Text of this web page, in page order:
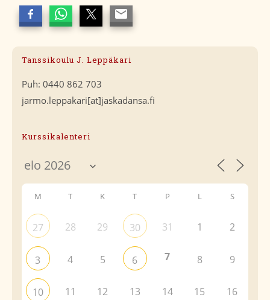
Tanssikoulu J. Leppäkari
Puh: 0440 862 703
jarmo.leppakari[at]jaskadansa.fi
Kurssikalenteri
M T K T P L S
27 28 29 30 31 1 2
3 4 5 6 7 8 9
10 11 12 13 14 15 16